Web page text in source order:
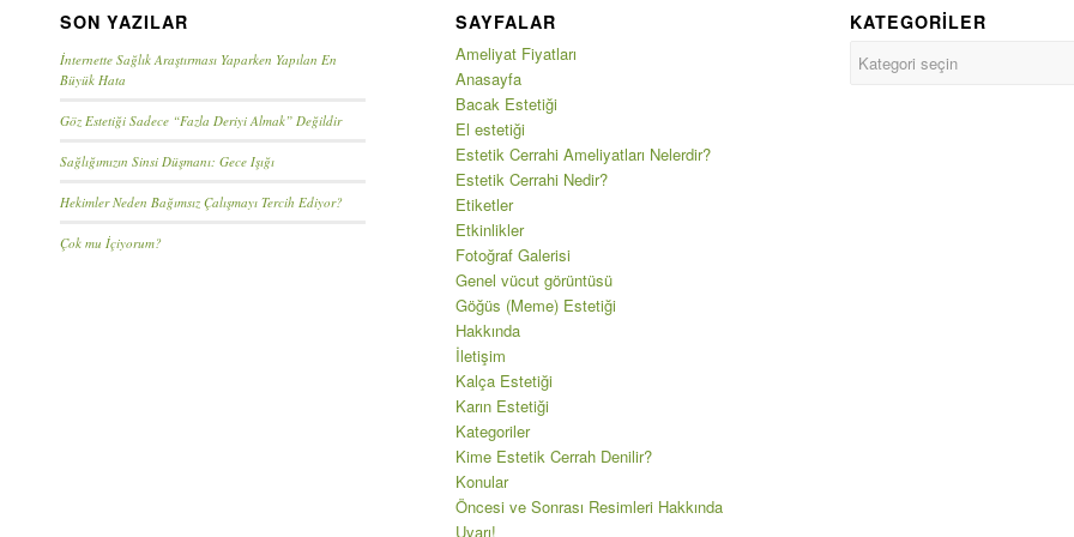
SON YAZILAR
İnternette Sağlık Araştırması Yaparken Yapılan En
Büyük Hata
Göz Estetiği Sadece “Fazla Deriyi Almak” Değildir
Sağlığımızın Sinsi Düşmanı: Gece Işığı
Hekimler Neden Bağımsız Çalışmayı Tercih Ediyor?
Çok mu İçiyorum?
SAYFALAR
Ameliyat Fiyatları
Anasayfa
Bacak Estetiği
El estetiği
Estetik Cerrahi Ameliyatları Nelerdir?
Estetik Cerrahi Nedir?
Etiketler
Etkinlikler
Fotoğraf Galerisi
Genel vücut görüntüsü
Göğüs (Meme) Estetiği
Hakkında
İletişim
Kalça Estetiği
Karın Estetiği
Kategoriler
Kime Estetik Cerrah Denilir?
Konular
Öncesi ve Sonrası Resimleri Hakkında
Uyarı!
KATEGORILER